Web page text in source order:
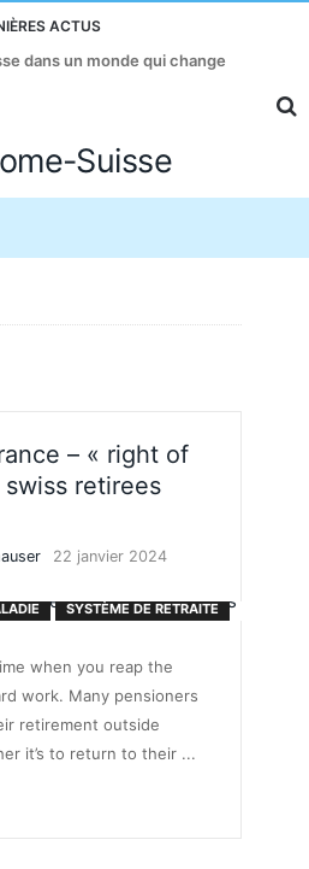
ACTUS
dans un monde qui change
– « right of
retirees
22 janvier 2024
SYSTÈME DE RETRAITE
when you reap the
work. Many pensioners
retirement outside
it’s to return to their ...